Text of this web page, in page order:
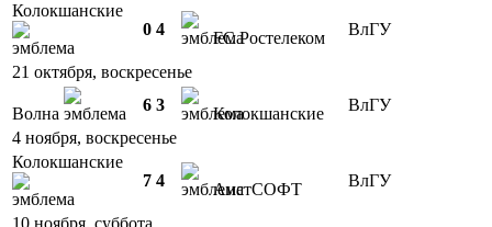
Колокшанские
0 4 FC Ростелеком ВлГУ
21 октября, воскресенье
Волна 6 3 Колокшанские
ВлГУ
4 ноября, воскресенье
Колокшанские
7 4 АистСОФТ ВлГУ